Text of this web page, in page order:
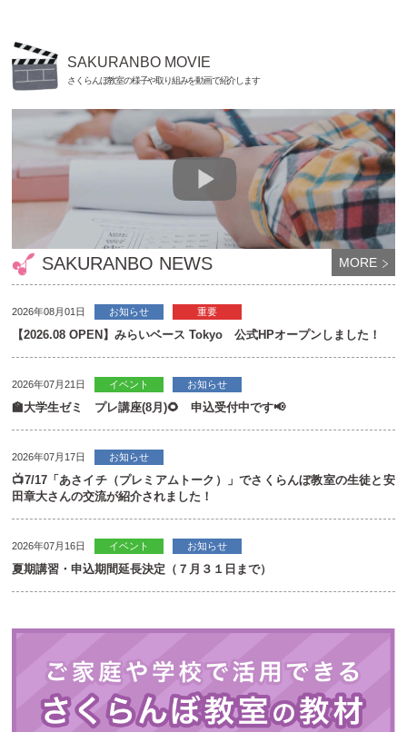
SAKURANBO NEWS MORE
2026年08月01日 お知らせ 重要
【2026.08 OPEN】みらいベース Tokyo 公式HPオープンしました！
2026年07月21日 イベント お知らせ
🏫大学生ゼミ プレ講座(8月)🌻 申込受付中です📢
2026年07月17日 お知らせ
📺7/17「あさイチ（プレミアムトーク）」でさくらんぼ教室の生徒と安
田章大さんの交流が紹介されました！
2026年07月16日 イベント お知らせ
夏期講習・申込期間延長決定（７月３１日まで）
SAKURANBO MOVIE
さくらんぼ教室の様子や取り組みを動画で紹介します